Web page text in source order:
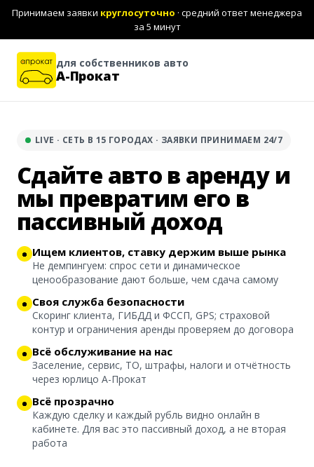
Принимаем заявки круглосуточно · средний ответ менеджера
за 5 минут
для собственников авто
А-Прокат
LIVE · СЕТЬ В 15 ГОРОДАХ · ЗАЯВКИ ПРИНИМАЕМ 24/7
Сдайте авто в аренду и
мы превратим его в
пассивный доход
Ищем клиентов, ставку держим выше рынка
Не демпингуем: спрос сети и динамическое
ценообразование дают больше, чем сдача самому
Своя служба безопасности
Скоринг клиента, ГИБДД и ФССП, GPS; страховой
контур и ограничения аренды проверяем до договора
Всё обслуживание на нас
Заселение, сервис, ТО, штрафы, налоги и отчётность
через юрлицо А-Прокат
Всё прозрачно
Каждую сделку и каждый рубль видно онлайн в
кабинете. Для вас это пассивный доход, а не вторая
работа